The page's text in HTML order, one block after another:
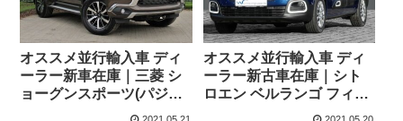
オススメ並行輸入車 ディ
ーラー新車在庫｜三菱 シ
ョーグンスポーツ(パジェ
ロスポーツ) 3 Auto 2.4D
オススメ並行輸入車 ディ
ーラー新古車在庫｜シト
ロエン ベルランゴ フィー
ル XL(ロングボディ・7人